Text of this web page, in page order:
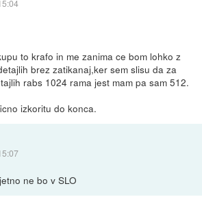
to krafo in me zanima ce bom lohko z
brez zatikanaj,ker sem slisu da za
rabs 1024 rama jest mam pa sam 512.
izkoritu do konca.
ne bo v SLO